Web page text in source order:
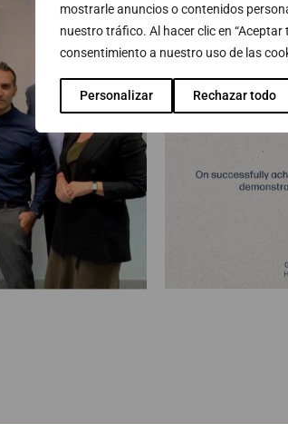
mostrarle anuncios o contenidos
nuestro tráfico. Al hacer clic en “Aceptar
consentimiento a nuestro uso de las
Personalizar Rechazar todo